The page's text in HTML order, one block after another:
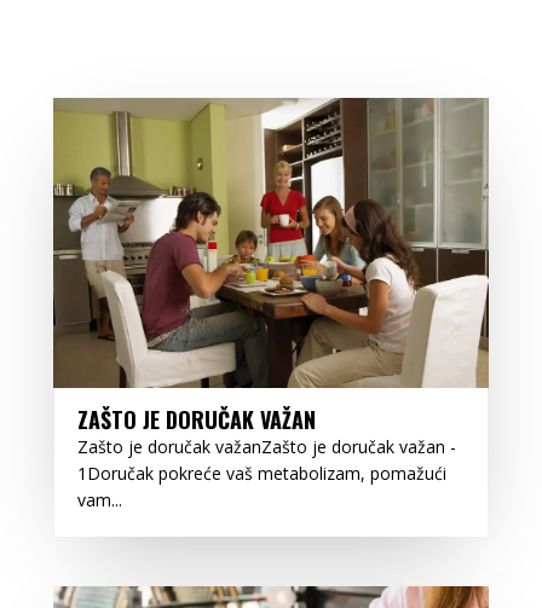
ZAŠTO JE DORUČAK VAŽAN
Zašto je doručak važanZašto je doručak važan -
1Doručak pokreće vaš metabolizam, pomažući
vam...